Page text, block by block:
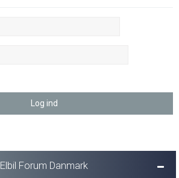
Elbil Forum Danmark